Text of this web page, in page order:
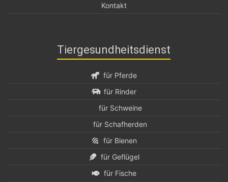
Kontakt
Tiergesundheitsdienst
für Pferde
für Rinder
für Schweine
für Schafherden
für Bienen
für Geflügel
für Fische